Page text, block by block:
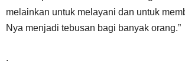
melainkan untuk melayani dan untuk
Nya menjadi tebusan bagi banyak orang.”
.